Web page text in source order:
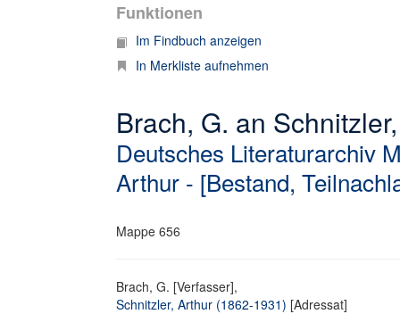
Funktionen
Im Findbuch anzeigen
In Merkliste aufnehmen
Brach, G. an
Deutsches Literaturarchiv
Arthur - [Bestand,
Mappe 656
Brach, G. [Verfasser],
Schnitzler, Arthur (1862-1931) [Adressat]